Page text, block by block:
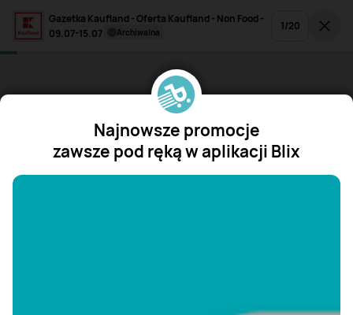
Gazetka Kaufland - Oferta Kaufland - Non Food -
09.07-15.07
archiwalna 1/20
Najnowsze promocje
zawsze pod ręką w aplikacji Blix
"/>